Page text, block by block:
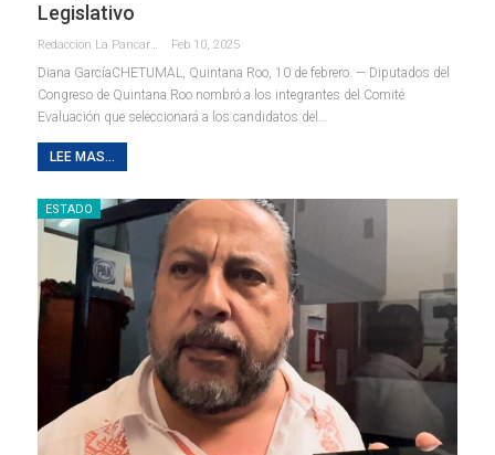
Legislativo
Redaccion La Pancarta De Quintana Roo Feb 10, 2025
Diana GarcíaCHETUMAL, Quintana Roo, 10 de febrero. — Diputados del
Congreso de Quintana Roo nombró a los integrantes del Comité
Evaluación que seleccionará a los candidatos del …
LEE MAS...
ESTADO